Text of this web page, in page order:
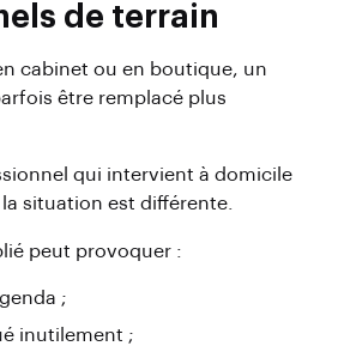
de terrain
cabinet ou en boutique, un
être remplacé plus
qui intervient à domicile
situation est différente.
peut provoquer :
;
inutilement ;